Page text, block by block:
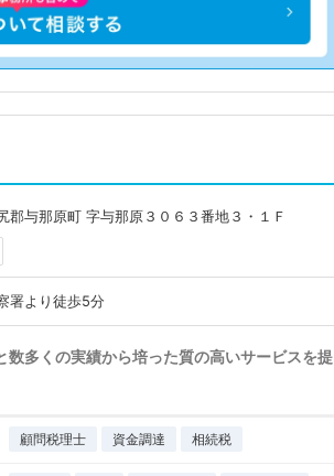
郡与那原町 字与那原３０６３番地３・１Ｆ
署より徒歩5分
数多くの実績から培った質の高いサービスを提
顧問税理士 資金調達 相続税